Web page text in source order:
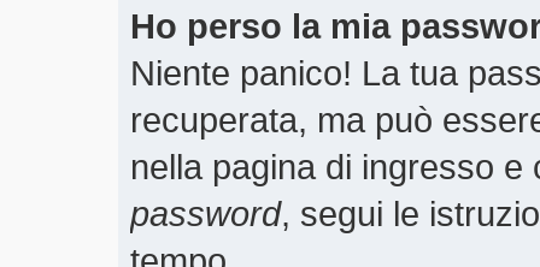
Ho perso la mia
Niente panico! La tua
recuperata, ma può
nella pagina di ingresso
password, segui le